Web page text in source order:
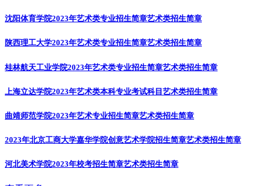
沈阳体育学院2023年艺术类专业招生简章艺术类招生简章
陕西理工大学2023年艺术类专业招生简章艺术类招生简章
桂林航天工业学院2023年艺术类专业招生简章艺术类招生简章
上海立达学院2023年艺术类本科专业考试科目 艺术类招生简章
曲靖师范学院2023年艺术专业招生简章艺术类招生简章
2023年北京工商大学嘉华学院创意艺术学院招生简章艺术类招生简章
河北美术学院2023年校考招生简章艺术类招生简章